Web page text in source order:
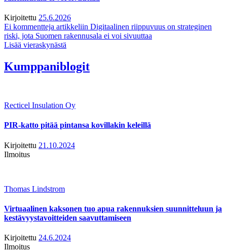
Kirjoitettu 25.6.2026
Ei kommentteja artikkeliin Digitaalinen riippuvuus on strateginen
riski, jota Suomen rakennusala ei voi sivuuttaa
Lisää vieraskynästä
Kumppaniblogit
Recticel Insulation Oy
PIR-katto pitää pintansa kovillakin keleillä
Kirjoitettu 21.10.2024
Ilmoitus
Thomas Lindstrom
Virtuaalinen kaksonen tuo apua rakennuksien suunnitteluun ja
kestävyystavoitteiden saavuttamiseen
Kirjoitettu 24.6.2024
Ilmoitus